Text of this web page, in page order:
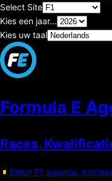
Select Site
Kies een jaar...
Kies uw taal
Formula E
Races,
Steun F1 agenda,